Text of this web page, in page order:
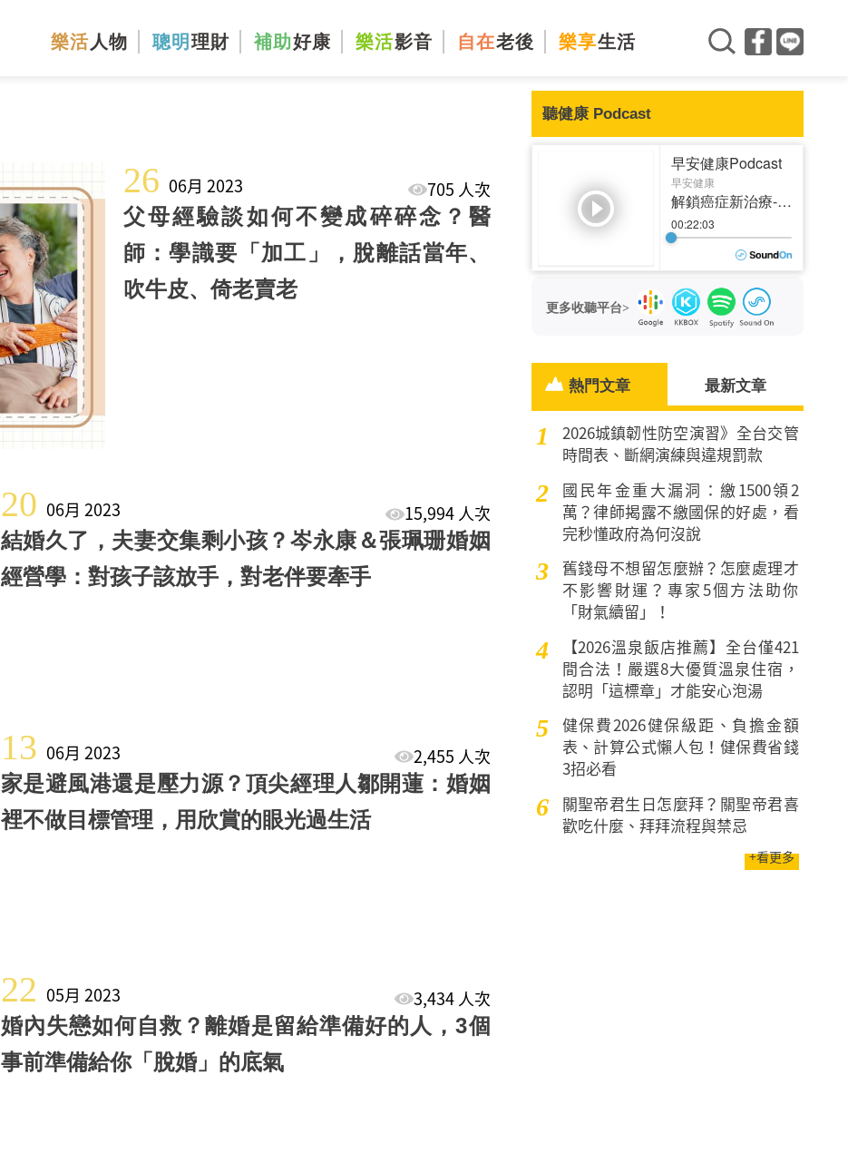
樂活 人物 聰明 理財 補助好康 樂活影音 自在老後 樂享生活
26 06月 2023
705 人次
父母經驗談如何不變成碎碎念？醫
師：學識要「加工」，脫離話當年、
吹牛皮、倚老賣老
20 06月 2023
15,994 人次
結婚久了，夫妻交集剩小孩？岑永康＆張珮珊婚姻
經營學：對孩子該放手，對老伴要牽手
13 06月 2023
2,455 人次
家是避風港還是壓力源？頂尖經理人鄒開蓮：婚姻
裡不做目標管理，用欣賞的眼光過生活
22 05月 2023
3,434 人次
婚內失戀如何自救？離婚是留給準備好的人，3個
事前準備給你「脫婚」的底氣
聽健康 Podcast
更多收聽平台>
熱門文章 最新文章
1
2026城鎮韌性防空演習》全台交管
時間表、斷網演練與違規罰款
2
國民年金重大漏洞：繳1500領2
萬？律師揭露不繳國保的好處，看
完秒懂政府為何沒說
3
舊錢母不想留怎麼辦？怎麼處理才
不影響財運？專家5個方法助你
「財氣續留」！
4
【2026溫泉飯店推薦】全台僅421
間合法！嚴選8大優質溫泉住宿，
認明「這標章」才能安心泡湯
5
健保費2026健保級距、負擔金額
表、計算公式懶人包！健保費省錢
3招必看
6
關聖帝君生日怎麼拜？關聖帝君喜
歡吃什麼、拜拜流程與禁忌
+看更多